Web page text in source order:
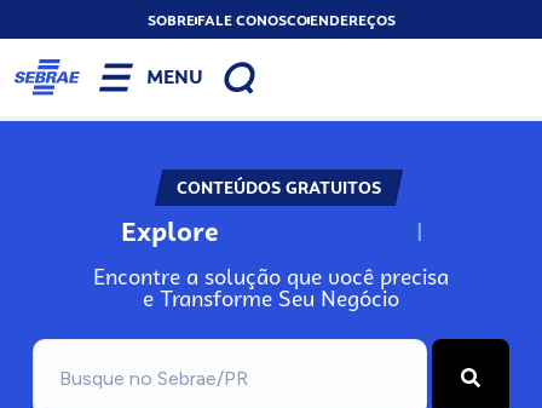
SOBREFALE CONOSCOENDEREÇOS
MENU
CONTEÚDOS GRATUITOS
Explore N
Encontre a solução que você precisa
e Transforme Seu Negócio